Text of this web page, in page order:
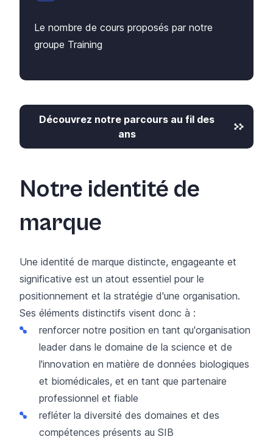
Le nombre de cours proposés par notre
groupe Training
Découvrez notre parcours au fil des
ans
Notre identité de
marque
Une identité de marque distincte, engageante et
significative est un atout essentiel pour le
positionnement et la stratégie d'une organisation.
Ses éléments distinctifs visent donc à :
renforcer notre position en tant qu'organisation
leader dans le domaine de la science et de
l'innovation en matière de données biologiques
et biomédicales, et en tant que partenaire
professionnel et fiable
refléter la diversité des domaines et des
compétences présents au SIB